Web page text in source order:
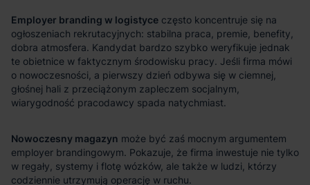
Employer branding w logistyce
Nowoczesny magazyn